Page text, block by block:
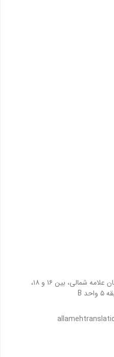
تهران، سعادت آباد، خیابان علامه شمالی، بین ۱۶ و ۱۸،